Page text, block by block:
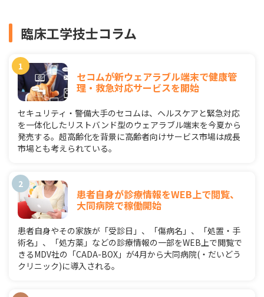
臨床工学技士コラム
セコムが新ウェアラブル端末で健康管
理・救急対応サービスを開始
セキュリティ・警備大手のセコムは、ヘルスケアと緊急対応
を一体化したリストバンド型のウェアラブル端末を今夏から
発売する。超高齢化を背景に高齢者向けサービス市場は成長
市場とも考えられている。
患者自身が診療情報をWEB上で閲覧、
大同病院で稼働開始
患者自身やその家族が「受診日」、「傷病名」、「処置・手
術名」、「処方薬」などの診療情報の一部をWEB上で閲覧で
きるMDV社の「CADA-BOX」が4月から大同病院(・だいどう
クリニック)に導入される。